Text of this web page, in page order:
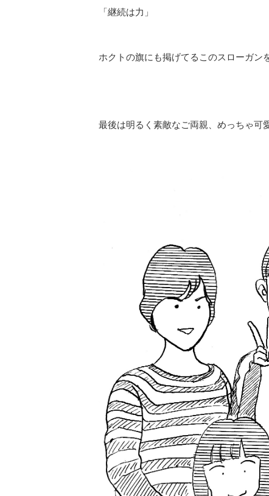
「継続は力」
ホクトの旗にも掲げてるこのスローガン
最後は明るく素敵なご両親、めっちゃ可